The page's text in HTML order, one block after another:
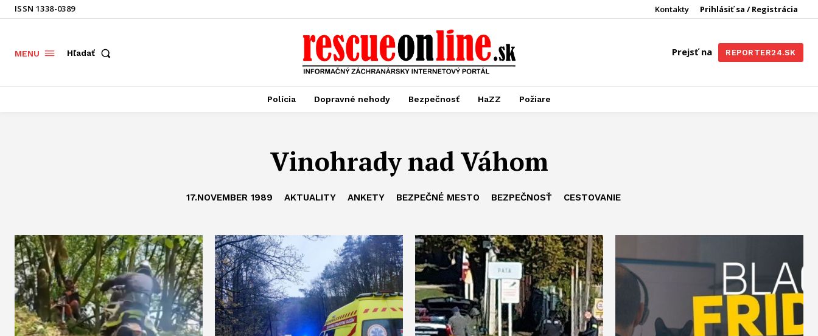
ISSN 1338-0389 Prihlásiť sa / Registrácia
Kontakty
MENU Hľadať Prejsť na REPORTER24.SK
Polícia Dopravné nehody Bezpečnosť HaZZ Požiare
Vinohrady nad Váhom
17.NOVEMBER 1989 AKTUALITY ANKETY BEZPEČNÉ MESTO BEZPEČNOSŤ CESTOVANIE